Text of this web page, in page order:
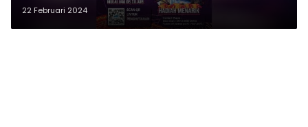
Indonesia Sibolga
22 Februari 2024